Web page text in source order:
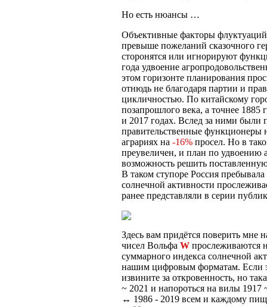
Но есть нюансы …
Объективные факторы
превыше пожеланий сказочного
сторонятся или игнорируют
года удвоение
этом горизонте планирования
отнюдь не благодаря партии и
цикличностью. По китайскому
позапрошлого века, а точнее
и 2017 годах. Вслед за ними были
правительственные функционеры
аграриях на -16% просел. Но в
преувеличен, и план по удвоению
возможность решить
В таком ступоре Россия
солнечной активности
ранее представляли в серии
Здесь вам придётся поверить мне
чисел Вольфа W прослеживаются
суммарного индекса солнечной
нашим цифровым форматам. Если
извините за откровенность, но
~ 2021 и напороться на вилы
↔ 1986 - 2019 всем и каждому